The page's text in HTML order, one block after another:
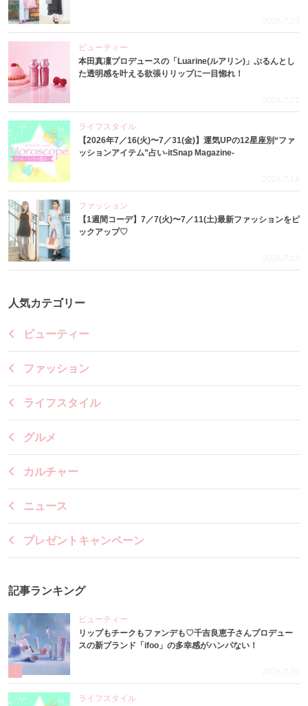
2026.7.23
ビューティー
本田真凜プロデュースの「Luarine(ルアリン)」ぷるんとし
た透明感を叶える欲張りリップに一目惚れ！
2026.7.22
ライフスタイル
【2026年7／16(火)〜7／31(金)】運気UPの12星座別“ファ
ッションアイテム”占い-itSnap Magazine-
2026.7.16
ファッション
【1週間コーデ】7／7(火)〜7／11(土)最新ファッションをピ
ックアップ♡
2026.7.15
人気カテゴリー
ビューティー
ファッション
ライフスタイル
グルメ
カルチャー
ニュース
プレゼントキャンペーン
記事ランキング
ビューティー
リップもチークもファンデも♡千吉良恵子さんプロデュー
スの新ブランド「ifoo」の多幸感がハンパない！
2026.7.10
ライフスタイル